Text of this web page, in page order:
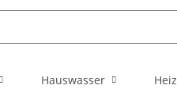
Hauswasser